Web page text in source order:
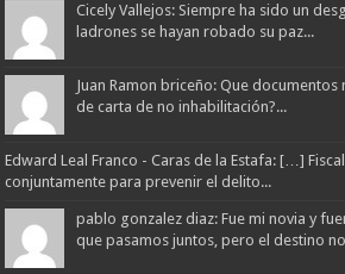
Cicely Vallejos: Siempre ha sido un
ladrones se hayan robado su paz...
Juan Ramon briceño: Que
de carta de no inhabilitación?...
Edward Leal Franco - Caras de la Estafa: […]
conjuntamente para prevenir el delito...
pablo gonzalez diaz: Fue mi novia y
que pasamos juntos, pero el destino